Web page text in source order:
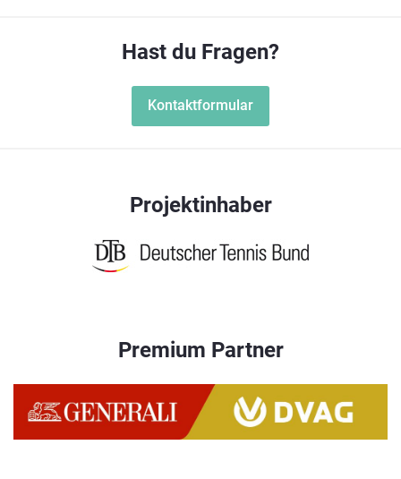
Hast du Fragen?
Kontaktformular
Projektinhaber
Premium Partner